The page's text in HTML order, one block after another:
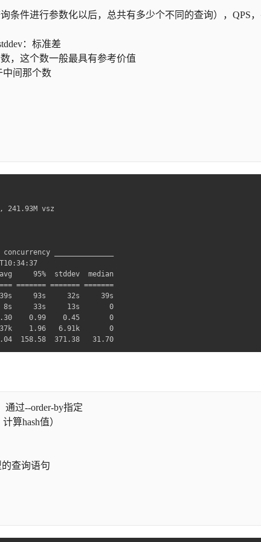
条件进行参数化以后，总共有多少个不同的查询），QPS
：标准差
，这个数一般最具有参考价值
中间那个数
241.93M vsz
______________
95%  stddev  median
======= ======= =======
93s     32s     39s
33s     13s       0
0.99    0.45       0
1.96   6.91k       0
158.58  371.38   31.70
过--order-by指定
算hash值）
查询语句